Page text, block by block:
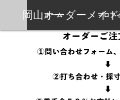
岡山オーダーメイ
岡靴工房
ホーム プロフ